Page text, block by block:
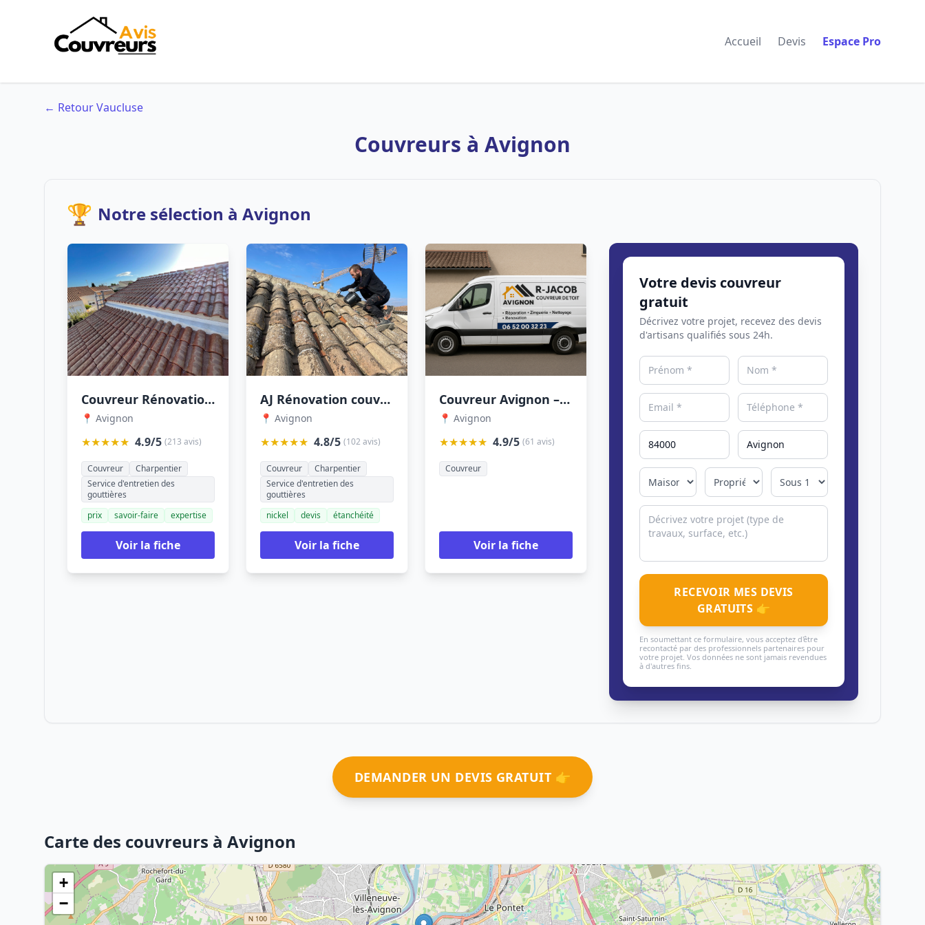
Accueil Devis Espace Pro
← Retour Vaucluse
Couvreurs à Avignon
🏆 Notre sélection à Avignon
Couvreur Rénovation Toiture - Artuiles & Toits
📍 Avignon
★★★★★ 4.9/5 (213 avis)
Couvreur
Charpentier
Service d'entretien des
gouttières
prix
savoir-faire expertise
Voir la fiche
AJ Rénovation couvreur avignon
📍 Avignon
★★★★★ 4.8/5 (102 avis)
Couvreur
Charpentier
Service d'entretien des
gouttières
nickel
devis étanchéité
Voir la fiche
Couvreur Avignon – R-Jacob
📍 Avignon
★★★★★ 4.9/5 (61 avis)
Couvreur
Voir la fiche
Votre devis couvreur
gratuit
Décrivez votre projet, recevez des devis
d'artisans qualifiés sous 24h.
RECEVOIR MES DEVIS
GRATUITS 👉
En soumettant ce formulaire, vous acceptez d'être
recontacté par des professionnels partenaires pour
votre projet. Vos données ne sont jamais revendues
à d'autres fins.
DEMANDER UN DEVIS GRATUIT 👉
Carte des couvreurs à Avignon
+
−